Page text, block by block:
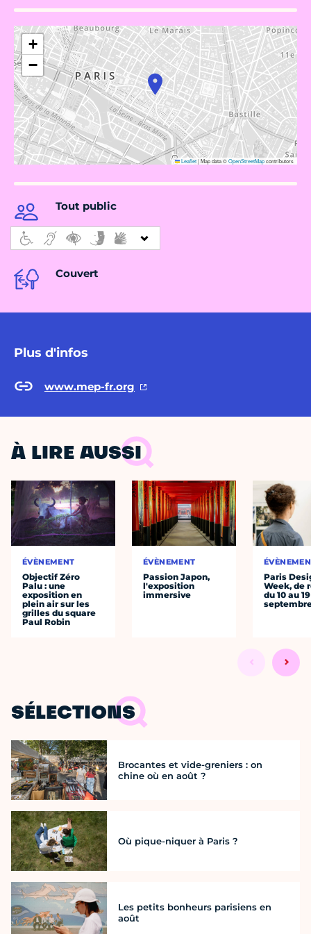
+
−
Leaflet|Map data ©OpenStreetMapcontributors
Tout public
Couvert
Plus d'infos
www.mep-fr.org
À LIRE AUSSI
ÉVÈNEMENT
Objectif Zéro
Palu : une
exposition en
plein air sur les
grilles du square
Paul Robin
ÉVÈNEMENT
Passion Japon,
l'exposition
immersive
Paris
Week, de
du 10 au 19
SÉLECTIONS
Brocantes et vide-greniers : on
chine où en août ?
Où pique-niquer à Paris ?
Les petits bonheurs parisiens en
août